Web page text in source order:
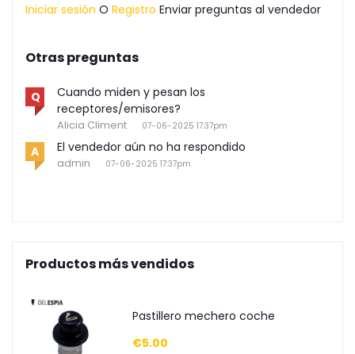
Iniciar sesión O Registro Enviar preguntas al vendedor
Otras preguntas
Q
Cuando miden y pesan los
receptores/emisores?
Alicia Climent 07-06-2025 17:37pm
A El vendedor aún no ha respondido
admin 07-06-2025 17:37pm
Productos más vendidos
Pastillero mechero coche
€5.00